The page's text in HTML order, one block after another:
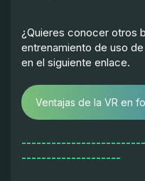
¿Quieres conocer otros
entrenamiento de uso
en el siguiente enlace.
Ventajas de la VR en
--------------------